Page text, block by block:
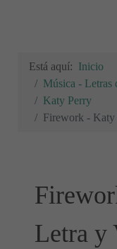
Está aquí: Inicio
Música - Letras
Katy Perry
Firework - Katy
Letra y